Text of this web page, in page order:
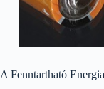
A Fenntartható